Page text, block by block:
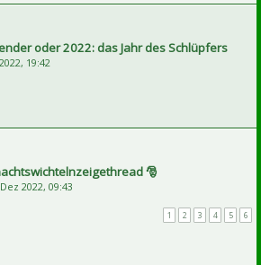
oder 2022: das Jahr des Schlüpfers
19:42
🎅
2022, 09:43
1 2 3 4 5 6